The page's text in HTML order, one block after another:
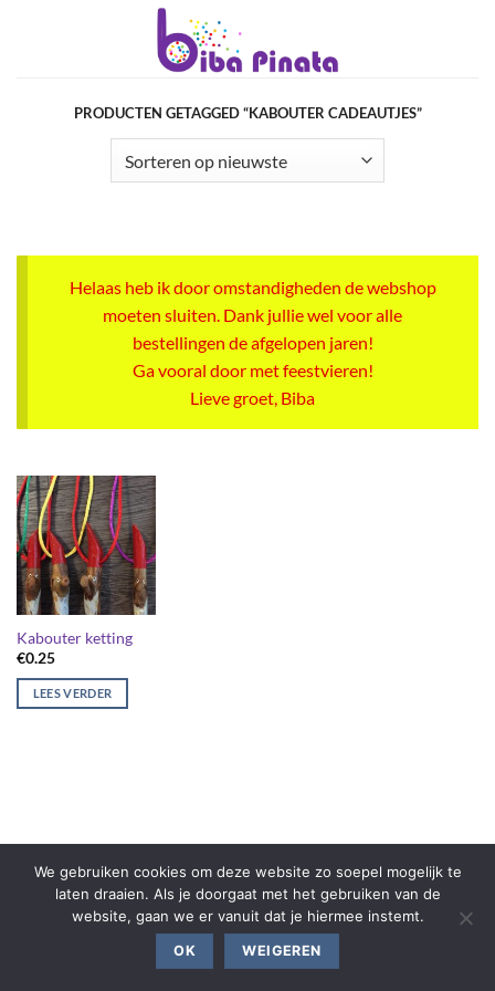
PRODUCTEN GETAGGED “KABOUTER CADEAUTJES”
Helaas heb ik door omstandigheden de webshop
moeten sluiten. Dank jullie wel voor alle
bestellingen de afgelopen jaren!
Ga vooral door met feestvieren!
Lieve groet, Biba
Kabouter ketting
€0.25
LEES VERDER
We gebruiken cookies om deze website zo soepel mogelijk te
laten draaien. Als je doorgaat met het gebruiken van de
website, gaan we er vanuit dat je hiermee instemt.
OK WEIGEREN